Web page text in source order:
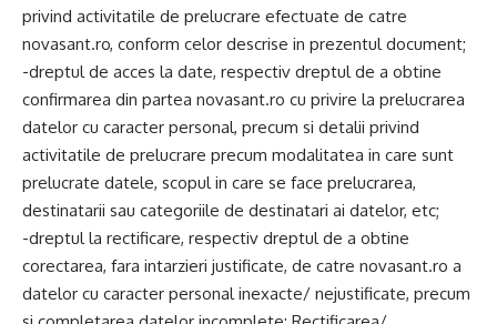
privind activitatile de prelucrare efectuate de catre
novasant.ro, conform celor descrise in prezentul document;
-dreptul de acces la date, respectiv dreptul de a obtine
confirmarea din partea novasant.ro cu privire la prelucrarea
datelor cu caracter personal, precum si detalii privind
activitatile de prelucrare precum modalitatea in care sunt
prelucrate datele, scopul in care se face prelucrarea,
destinatarii sau categoriile de destinatari ai datelor, etc;
-dreptul la rectificare, respectiv dreptul de a obtine
corectarea, fara intarzieri justificate, de catre novasant.ro a
datelor cu caracter personal inexacte/ nejustificate, precum